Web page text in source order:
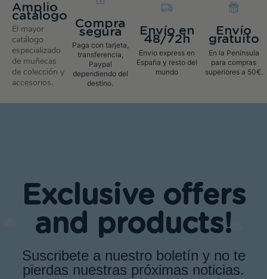
Amplio
catalogo
El mayor
catálogo
especializado
de muñecas
de colección y
accesorios.
Compra
segura
Paga con tarjeta,
transferencia,
Paypal
dependiendo del
destino.
Envío en
48/72h
Envio express en
España y resto del
mundo
Envío
gratuito
En la Península
para compras
superiores a 50€.
Exclusive offers
and products!
Suscribete a nuestro boletín y no te
pierdas nuestras próximas noticias.